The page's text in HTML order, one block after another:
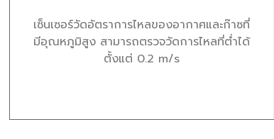
เซ็นเซอร์วัดอัตราการไหลของอากาศและก๊าซที่
มีอุณหภูมิสูง สามารถตรวจวัดการไหลที่ต่ำได้
ตั้งแต่ 0.2 m/s